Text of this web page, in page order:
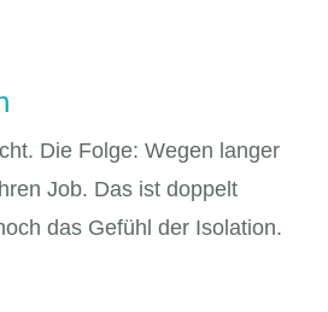
Die Folge: Wegen langer
Job. Das ist doppelt
das Gefühl der Isolation.